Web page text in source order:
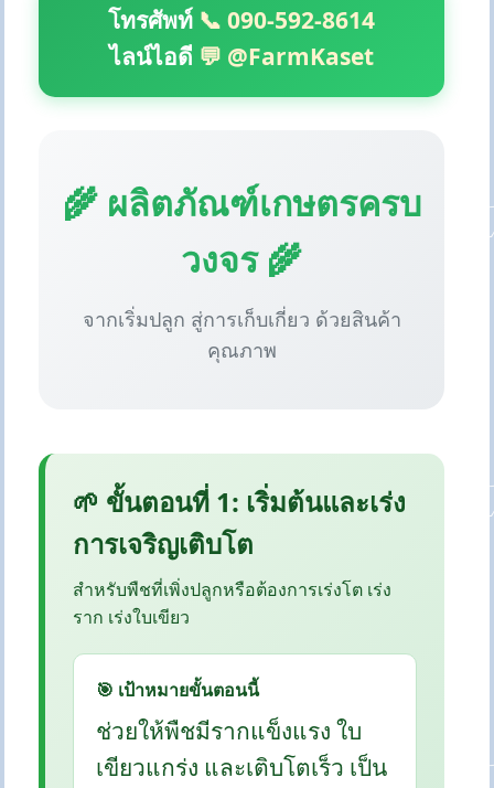
โทรศัพท์ 📞 090-592-8614
ไลน์ไอดี 💬 @FarmKaset
🌾 ผลิตภัณฑ์เกษตรครบ
วงจร 🌾
จากเริ่มปลูก สู่การเก็บเกี่ยว ด้วยสินค้า
คุณภาพ
🌱 ขั้นตอนที่ 1: เริ่มต้นและเร่ง
การเจริญเติบโต
สำหรับพืชที่เพิ่งปลูกหรือต้องการเร่งโต เร่ง
ราก เร่งใบเขียว
🎯 เป้าหมายขั้นตอนนี้
ช่วยให้พืชมีรากแข็งแรง ใบ
เขียวแกร่ง และเติบโตเร็ว เป็น